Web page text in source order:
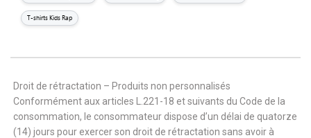
T-shirts Kids Rap
Droit de rétractation – Produits non personnalisés
Conformément aux articles L.221-18 et suivants du Code de la
consommation, le consommateur dispose d’un délai de quatorze
(14) jours pour exercer son droit de rétractation sans avoir à